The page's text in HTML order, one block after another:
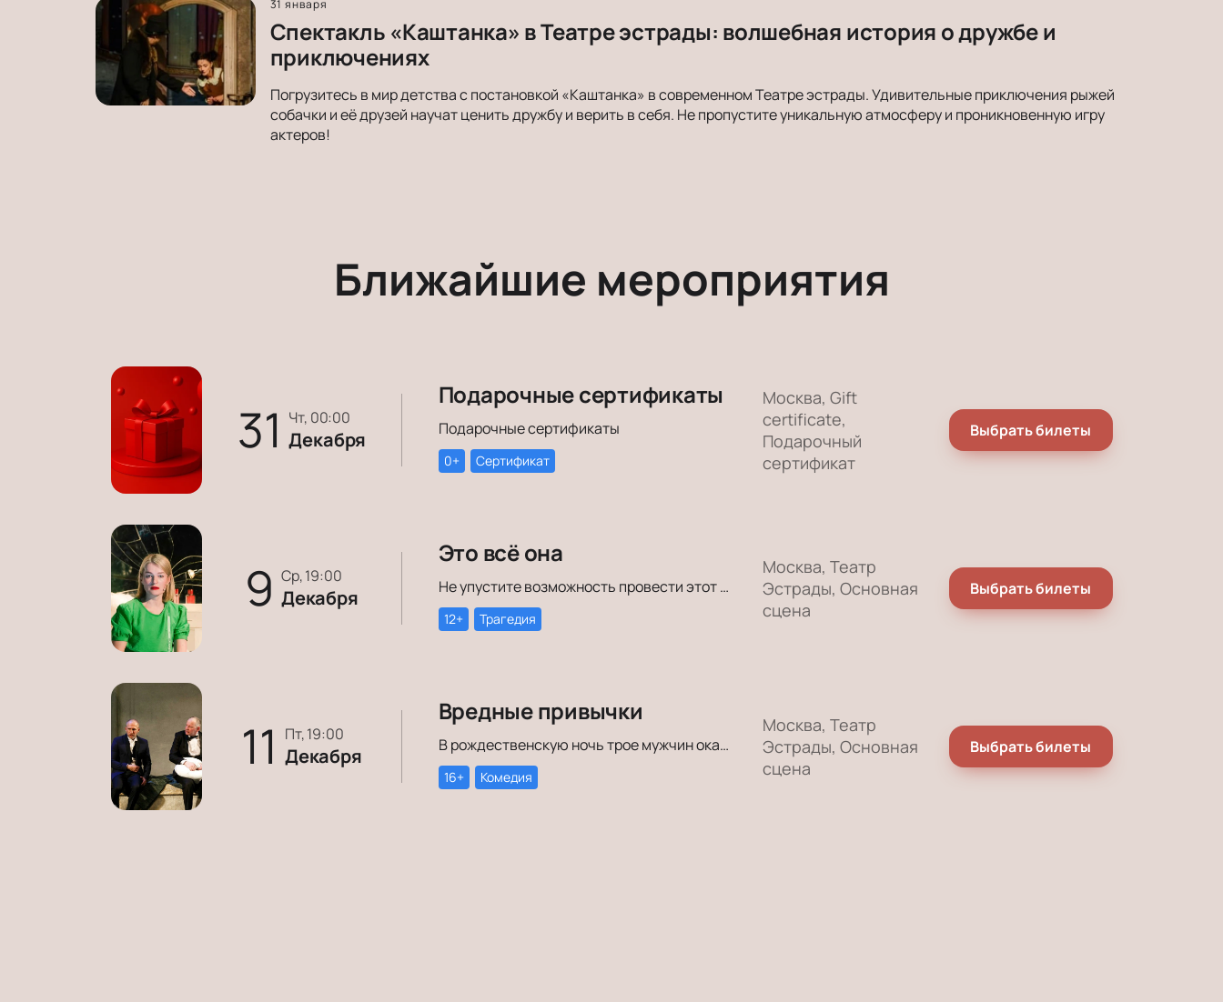
31 января
Спектакль «Каштанка» в Театре эстрады: волшебная история о дружбе и
приключениях
Погрузитесь в мир детства с постановкой «Каштанка» в современном Театре эстрады. Удивительные приключения рыжей
собачки и её друзей научат ценить дружбу и верить в себя. Не пропустите уникальную атмосферу и проникновенную игру
актеров!
Ближайшие мероприятия
31 чт, 00:00
Декабря
Подарочные сертификаты
Подарочные сертификаты
0+ Сертификат
Москва, Gift
certificate,
Подарочный
сертификат
Выбрать билеты
9 ср, 19:00
Декабря
Это всё она
Не упустите возможность провести этот вечер в компании героев постановки «Это всё она»!
12+ Трагедия
Москва, Театр
Эстрады, Основная
сцена
Выбрать билеты
11 пт, 19:00
Декабря
Вредные привычки
В рождественскую ночь трое мужчин оказываются в КПЗ за административные правонарушения. Один – за курение в неположенном месте, второй – за алкогольное опьянение, третий – за превышение скорости.
16+ Комедия
Москва, Театр
Эстрады, Основная
сцена
Выбрать билеты